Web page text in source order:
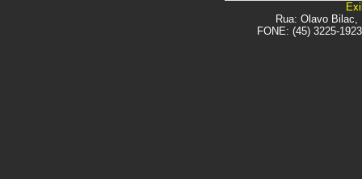
Rua: Olavo Bilac,
FONE: (45) 3225-